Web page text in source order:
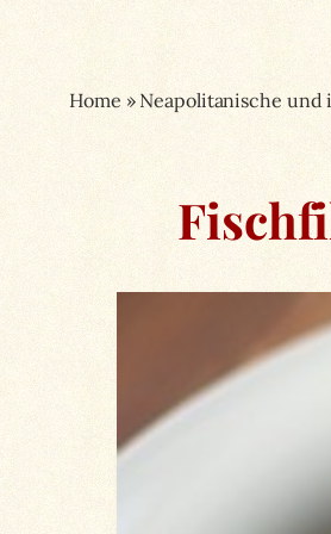
Home » Neapolitanische und